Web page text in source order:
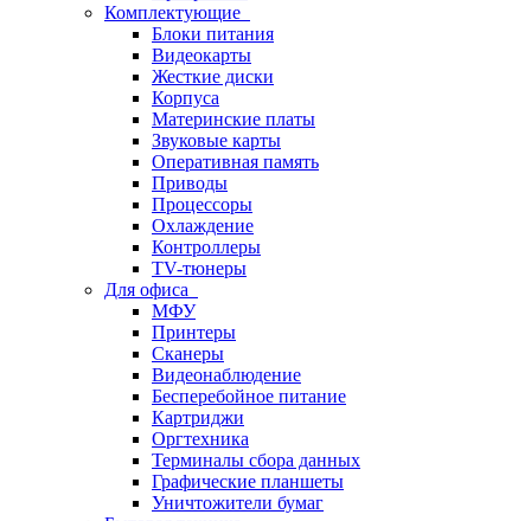
Комплектующие
Блоки питания
Видеокарты
Жесткие диски
Корпуса
Материнские платы
Звуковые карты
Оперативная память
Приводы
Процессоры
Охлаждение
Контроллеры
TV-тюнеры
Для офиса
МФУ
Принтеры
Сканеры
Видеонаблюдение
Бесперебойное питание
Картриджи
Оргтехника
Терминалы сбора данных
Графические планшеты
Уничтожители бумаг